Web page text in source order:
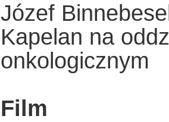
Józef
Kapelan na
onkologicznym
Film